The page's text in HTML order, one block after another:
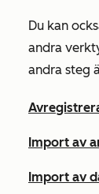
Du kan
andra
andra steg
Import av
Import av